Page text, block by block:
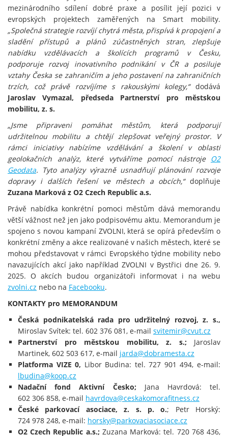
mezinárodního sdílení dobré praxe a posílit její pozici v
evropských projektech zaměřených na Smart mobility.
„Společná strategie rozvíjí chytrá města, přispívá k propojení a
sladění přístupů a plánů zúčastněných stran, zlepšuje
nabídku vzdělávacích a školících programů v Česku,
podporuje rozvoj inovativního podnikání v ČR a posiluje
vztahy Česka se zahraničím a jeho postavení na zahraničních
trzích, což právě rozvíjíme s rakouskými kolegy,“ dodává
Jaroslav Vymazal, předseda Partnerství pro městskou
mobilitu, z. s.
„Jsme připraveni pomáhat městům, která podporují
udržitelnou mobilitu a chtějí zlepšovat veřejný prostor. V
rámci iniciativy nabízíme vzdělávání a školení v oblasti
geolokačních analýz, které vytváříme pomocí nástroje O2
Geodata. Tyto analýzy výrazně usnadňují plánování rozvoje
dopravy i dalších řešení ve městech a obcích,“doplňuje
Zuzana Marková z O2 Czech Republic a.s.
Právě nabídka konkrétní pomoci městům dává memorandu
větší vážnost než jen jako podpisovému aktu. Memorandum je
spojeno s novou kampaní ZVOLNI, která se opírá především o
konkrétní změny a akce realizované v našich městech, které se
mohou představovat v rámci Evropského týdne mobility nebo
navazujících akcí jako například ZVOLNI v Bystřici dne 26. 9.
2025. O akcích budou organizátoři informovat i na webu
zvolni.cz nebo na Facebooku.
KONTAKTY pro MEMORANDUM
Česká podnikatelská rada pro udržitelný rozvoj, z. s.,
Miroslav Svítek: tel. 602 376 081, e-mail svitemir@cvut.cz
Partnerství pro městskou mobilitu, z. s.; Jaroslav
Martinek, 602 503 617, e-mail jarda@dobramesta.cz
Platforma VIZE 0, Libor Budina: tel. 727 901 494, e-mail:
lbudina@koop.cz
Nadační fond Aktivní Česko; Jana Havrdová: tel.
602 306 858, e-mail havrdova@ceskakomorafitness.cz
České parkovací asociace, z. s. p. o.; Petr Horský:
724 978 248, e-mail: horsky@parkovaciasociace.cz
O2 Czech Republic a.s.; Zuzana Marková: tel. 720 768 436,